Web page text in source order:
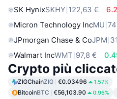
SK HynixSKHY 122,63 €
Micron Technology IncMU
JPmorgan Chase & CoJPM
Walmart IncWMT 97,8 €
Crypto più
ZIGChainZIG €0.03496 1.57%
BitcoinBTC €56,103.90 0.96%